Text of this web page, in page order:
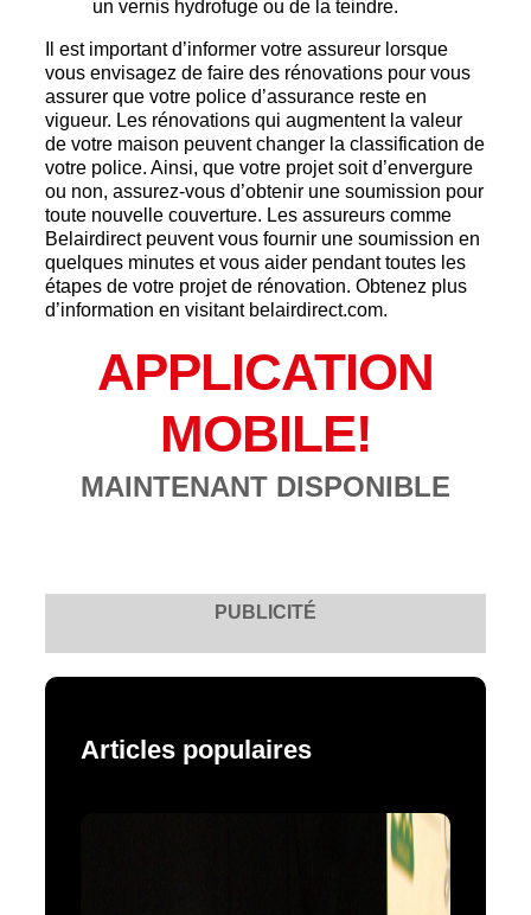
un vernis hydrofuge ou de la teindre.
Il est important d’informer votre assureur lorsque
vous envisagez de faire des rénovations pour vous
assurer que votre police d’assurance reste en
vigueur. Les rénovations qui augmentent la valeur
de votre maison peuvent changer la classification de
votre police. Ainsi, que votre projet soit d’envergure
ou non, assurez-vous d’obtenir une soumission pour
toute nouvelle couverture. Les assureurs comme
Belairdirect peuvent vous fournir une soumission en
quelques minutes et vous aider pendant toutes les
étapes de votre projet de rénovation. Obtenez plus
d’information en visitant belairdirect.com.
APPLICATION
MOBILE!
MAINTENANT DISPONIBLE
PUBLICITÉ
Articles populaires